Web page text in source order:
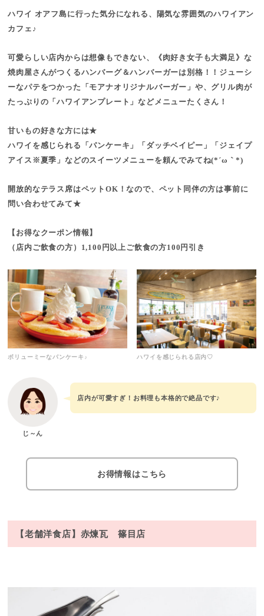
ハワイ オアフ島に行った気分になれる、陽気な雰囲気のハワイアン
カフェ♪
可愛らしい店内からは想像もできない、《肉好き女子も大満足》な
焼肉屋さんがつくるハンバーグ＆ハンバーガーは別格！！ジューシ
ーなパテをつかった「モアナオリジナルバーガー」や、グリル肉が
たっぷりの「ハワイアンプレート」などメニューたくさん！
甘いもの好きな方には★
ハワイを感じられる「パンケーキ」「ダッチベイピー」「ジェイプ
アイス※夏季」などのスイーツメニューを頼んでみてね(*´ω｀*)
開放的なテラス席はペットOK！なので、ペット同伴の方は事前に
問い合わせてみて★
【お得なクーポン情報】
（店内ご飲食の方）1,100円以上ご飲食の方100円引き
ボリューミーなパンケーキ♪ ハワイを感じられる店内♡
じ～ん
店内が可愛すぎ！お料理も本格的で絶品です♪
お得情報はこちら
【老舗洋食店】赤煉瓦 篠目店